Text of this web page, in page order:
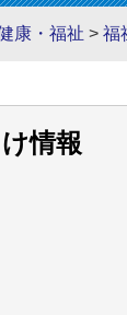
康・福祉 > 福
情報